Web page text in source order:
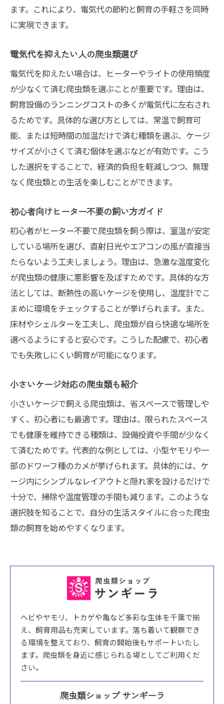
ます。これにより、電気代の節約と飼育の手軽さを同時
に実現できます。
電気代を抑えたい人の爬虫類選び
電気代を抑えたい場合は、ヒーターやライトの使用頻度
が少なくて済む爬虫類を選ぶことが重要です。理由は、
飼育設備のランニングコストの多くが電気代に左右され
るためです。具体的な選び方としては、常温で飼育可
能、または短時間の加温だけで済む種類を選ぶ、ケージ
サイズが小さくて済む個体を選ぶなどが有効です。こう
した選択をすることで、経済的負担を軽減しつつ、無理
なく爬虫類との生活を楽しむことができます。
初心者向けヒーター不要の飼い方ガイド
初心者がヒーター不要で爬虫類を飼う際は、室温が安定
している場所を選び、直射日光やエアコンの風が直接当
たらないよう工夫しましょう。理由は、急激な温度変化
が爬虫類の健康に悪影響を及ぼすためです。具体的な方
法としては、断熱性の高いケージを使用し、温度計でこ
まめに環境をチェックすることが挙げられます。また、
床材やシェルターを工夫し、爬虫類が自ら快適な場所を
選べるようにすると安心です。こうした配慮で、初心者
でも失敗しにくい飼育が可能になります。
小さいケージ対応の爬虫類も紹介
小さいケージで飼える爬虫類は、省スペースで管理しや
すく、初心者にも最適です。理由は、限られたスペース
でも健康を維持できる種類は、設備投資や手間が少なく
て済むためです。代表的な例としては、小型ヤモリや一
部のドワーフ種のカメが挙げられます。具体的には、ケ
ージ内にシンプルなレイアウトと隠れ家を設けるだけで
十分で、掃除や温度管理の手間も減ります。このような
選択肢を知ることで、自分の生活スタイルに合った爬虫
類の飼育を始めやすくなります。
ヘビやヤモリ、トカゲや亀など多彩な生体を千葉で揃
え、飼育用品も充実しています。落ち着いて観察でき
る環境を整えており、飼育の開始後もサポートいたし
ます。爬虫類を身近に感じられる場としてご利用くだ
さい。
爬虫類ショップ サンギーラ